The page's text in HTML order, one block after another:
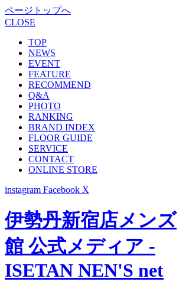
ページトップへ
CLOSE
TOP
NEWS
EVENT
FEATURE
RECOMMEND
Q&A
PHOTO
RANKING
BRAND INDEX
FLOOR GUIDE
SERVICE
CONTACT
ONLINE STORE
instagram Facebook X
伊勢丹新宿店メンズ
館 公式メディア -
ISETAN NEN'S net